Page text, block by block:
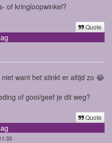
of kringloopwinkel?
Quote
want het stinkt er altijd zo 😂
of gooi/geef je dit weg?
Quote